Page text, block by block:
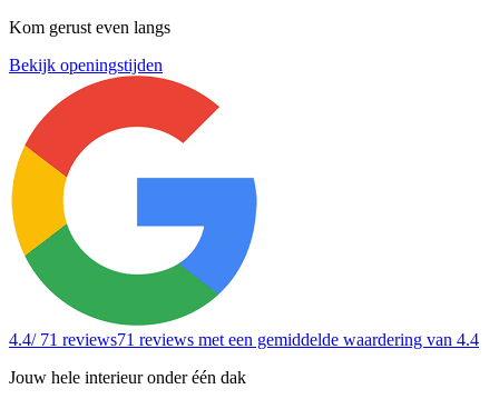
Kom gerust even langs
Bekijk openingstijden
4.4/ 71 reviews71 reviews met een gemiddelde waardering van 4.4
Jouw hele interieur onder één dak